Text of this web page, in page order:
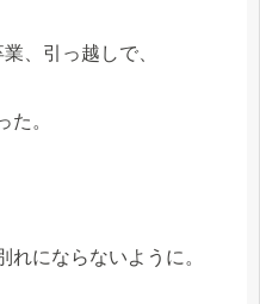
、引っ越しで、
た。
にならないように。